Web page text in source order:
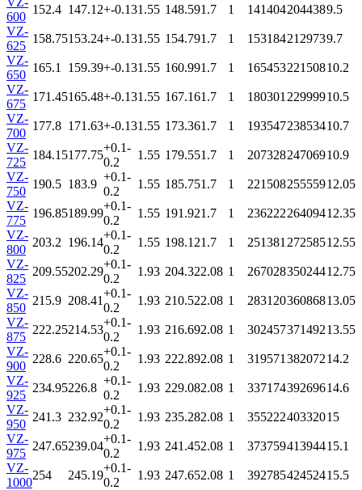
600
152.4 147.12+-0.131.55 148.591.7 1 1414042044389.5
VZ-
625
158.75153.24+-0.131.55 154.791.7 1 1531842129739.7
VZ-
650
165.1 159.39+-0.131.55 160.991.7 1 16545322150810.2
VZ-
675
171.45165.48+-0.131.55 167.161.7 1 180301 22999910.5
VZ-
700
177.8 171.63+-0.131.55 173.361.7 1 19354723853410.7
VZ-
725
184.15177.75
+0.1-
0.2
1.55 179.551.7 1 20732824706910.9
VZ-
750
190.5 183.9
+0.1-
0.2
1.55 185.751.7 1 22150825555912.05
VZ-
775
196.85189.99
+0.1-
0.2
1.55 191.921.7 1 23622226409412.35
VZ-
800
203.2 196.14
+0.1-
0.2
1.55 198.121.7 1 251381 27258512.55
VZ-
825
209.55202.29
+0.1-
0.2
1.93 204.322.08 1 26702835024412.75
VZ-
850
215.9 208.41
+0.1-
0.2
1.93 210.522.08 1 28312036086813.05
VZ-
875
222.25214.53
+0.1-
0.2
1.93 216.692.08 1 30245737149213.55
VZ-
900
228.6 220.65
+0.1-
0.2
1.93 222.892.08 1 319571 38207214.2
VZ-
925
234.95226.8
+0.1-
0.2
1.93 229.082.08 1 33717439269614.6
VZ-
950
241.3 232.92
+0.1-
0.2
1.93 235.282.08 1 35522240332015
VZ-
975
247.65239.04
+0.1-
0.2
1.93 241.452.08 1 37375941394415.1
VZ-
1000
254 245.19
+0.1-
0.2
1.93 247.652.08 1 39278542452415.5